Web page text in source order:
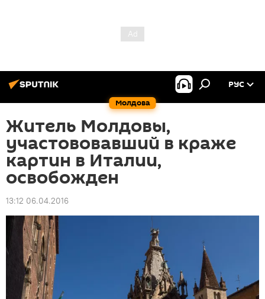
Молдова
РУС
Житель Молдовы,
участововавший в краже
картин в Италии,
освобожден
13:12 06.04.2016